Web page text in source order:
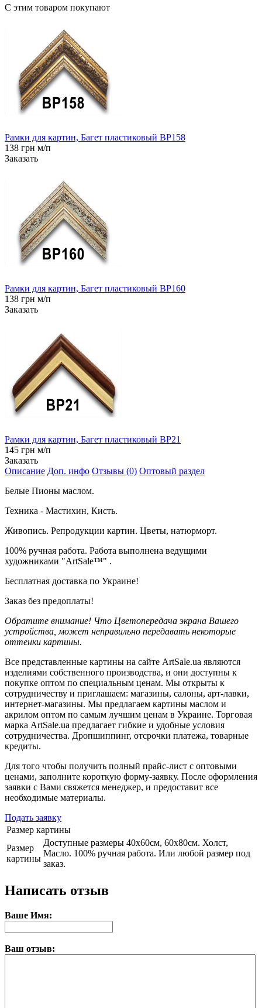
С этим товаром покупают
Рамки для картин, Багет пластиковый BP158
138 грн м/п
Заказать
Рамки для картин, Багет пластиковый BP160
138 грн м/п
Заказать
Рамки для картин, Багет пластиковый BP21
145 грн м/п
Заказать
Описание Доп. инфо Отзывы (0) Оптовый раздел
Белые Пионы маслом.
Техника - Мастихин, Кисть.
Живопись. Репродукции картин. Цветы, натюрморт.
100% ручная работа. Работа выполнена ведущими
художниками "ArtSale™" .
Бесплатная доставка по Украине!
Заказ без предоплаты!
Обратите внимание! Что Цветопередача экрана Вашего
устройства, может неправильно передавать некоторые
оттенки картины.
Все представленные картины на сайте ArtSale.ua являются
изделиями собственного производства, и они доступны к
покупке оптом по специальным ценам. Мы открыты к
сотрудничеству и приглашаем: магазины, салоны, арт-лавки,
интернет-магазины. Мы предлагаем картины маслом и
акрилом оптом по самым лучшим ценам в Украине. Торговая
марка ArtSale.ua предлагает гибкие и удобные условия
сотрудничества. Дропшиппинг, отсрочки платежа, товарные
кредиты.
Для того чтобы получить полный прайс-лист с оптовыми
ценами, заполните короткую форму-заявку. После оформления
заявки с Вами свяжется менеджер, и предоставит все
необходимые материалы.
Подать заявку
Размер картины
Размер
картины
Доступные размеры 40х60см, 60х80см. Холст,
Масло. 100% ручная работа. Или любой размер под
заказ.
Написать отзыв
Ваше Имя:
Ваш отзыв: